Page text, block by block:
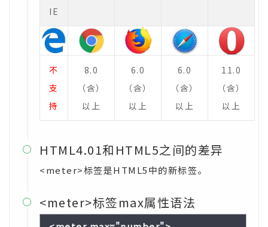
IE
不
支
持
8.0
（含）
以上
6.0
（含）
以上
6.0
（含）
以上
11.0
（含）
以上
 HTML4.01和HTML5之间的差异
<meter>标签是HTML5中的新标签。
 <meter>标签max属性语法